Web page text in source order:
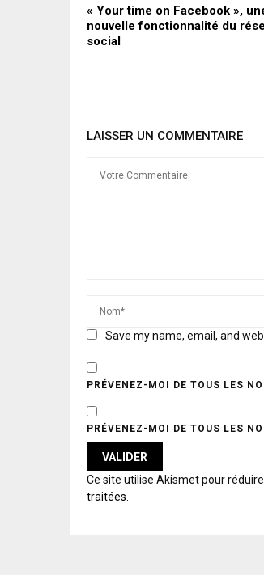
« Your time on Facebook »,
nouvelle fonctionnalité du
social
LAISSER UN COMMENTAIRE
Save my name, email, and
PRÉVENEZ-MOI DE TOUS LES
PRÉVENEZ-MOI DE TOUS LES
A
L
Ce site utilise Akismet pour
traitées